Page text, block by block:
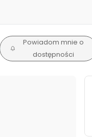
Powiadom mnie o
dostępności